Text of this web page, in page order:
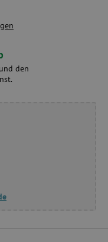
den